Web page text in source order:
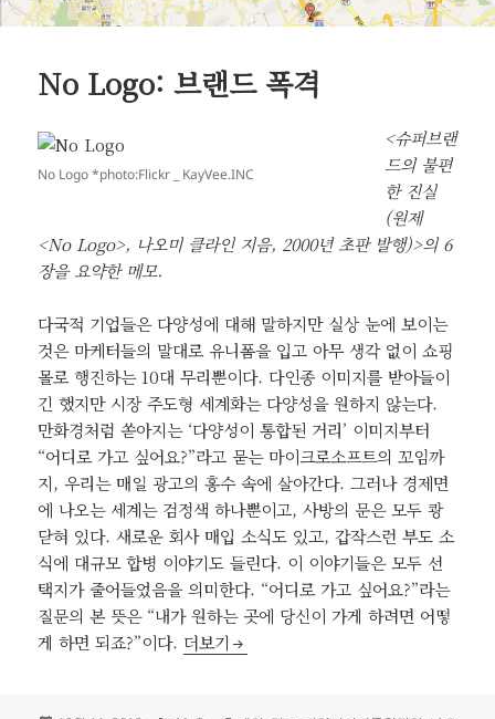
No Logo: 브랜드 폭격
No Logo *photo:Flickr _ KayVee.INC
<슈퍼브랜
드의 불편
한 진실
(원제
<No Logo>, 나오미 클라인 지음, 2000년 초판 발행)>의 6
장을 요약한 메모.
다국적 기업들은 다양성에 대해 말하지만 실상 눈에 보이는
것은 마케터들의 말대로 유니폼을 입고 아무 생각 없이 쇼핑
몰로 행진하는 10대 무리뿐이다. 다인종 이미지를 받아들이
긴 했지만 시장 주도형 세계화는 다양성을 원하지 않는다.
만화경처럼 쏟아지는 ‘다양성이 통합된 거리’ 이미지부터
“어디로 가고 싶어요?”라고 묻는 마이크로소프트의 꼬임까
지, 우리는 매일 광고의 홍수 속에 살아간다. 그러나 경제면
에 나오는 세계는 검정색 하나뿐이고, 사방의 문은 모두 쾅
닫혀 있다. 새로운 회사 매입 소식도 있고, 갑작스런 부도 소
식에 대규모 합병 이야기도 들린다. 이 이야기들은 모두 선
택지가 줄어들었음을 의미한다. “어디로 가고 싶어요?”라는
질문의 본 뜻은 “내가 원하는 곳에 당신이 가게 하려면 어떻
게 하면 되죠?”이다. No Logo: 브랜드 폭격
더보기